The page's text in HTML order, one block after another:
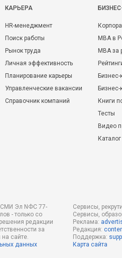
КАРЬЕРА
HR-менеджмент
Поиск работы
Рынок труда
Личная эффективность
Планирование карьеры
Управленческие вакансии
Справочник компаний
MBA в
MBA
Бизнес-
Книги
Тесты
Видео
СМИ Эл NФС 77-
- только со
редакции
за
сайте.
данных
Сервисы,
Сервисы,
Реклама:
Редакция:
Поддержка:
Карта сайта